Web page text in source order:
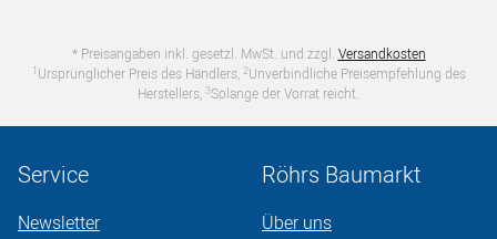
* Preisangaben inkl. gesetzl. MwSt. und zzgl. Versandkosten
1 Ursprünglicher Preis des Händlers, 2Unverbindliche Preisempfehlung des
Herstellers, 3Solange der Vorrat reicht.
Service
Newsletter
Röhrs Baumarkt
Über uns